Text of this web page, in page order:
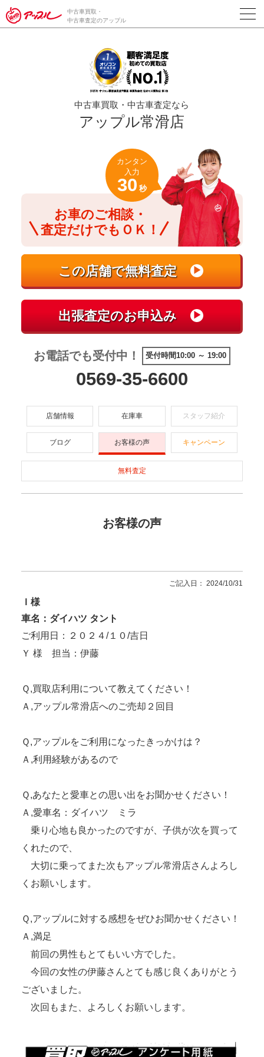
/*ABテスト_新規査定フォームの為のCVボタン*/
中古車買取・
中古車査定のアップル
中古車買取・中古車査定なら
アップル常滑店
お車のご相談・
査定だけでもＯＫ！
カンタン
入力
30 秒
お電話でも受付中！ 受付時間10:00 ～ 19:00
0569-35-6600
店舗情報 在庫車 スタッフ紹介
ブログ お客様の声 キャンペーン
無料査定
お客様の声
ご記入日： 2024/10/31
Ｉ様
車名：ダイハツ タント
ご利用日：２０２４/１０/吉日
Ｙ 様 担当：伊藤
Ｑ,買取店利用について教えてください！
Ａ,アップル常滑店へのご売却２回目
Ｑ,アップルをご利用になったきっかけは？
Ａ,利用経験があるので
Ｑ,あなたと愛車との思い出をお聞かせください！
Ａ,愛車名：ダイハツ ミラ
乗り心地も良かったのですが、子供が次を買って
くれたので、
大切に乗ってまた次もアップル常滑店さんよろし
くお願いします。
Ｑ,アップルに対する感想をぜひお聞かせください！
Ａ,満足
前回の男性もとてもいい方でした。
今回の女性の伊藤さんとても感じ良くありがとう
ございました。
次回もまた、よろしくお願いします。